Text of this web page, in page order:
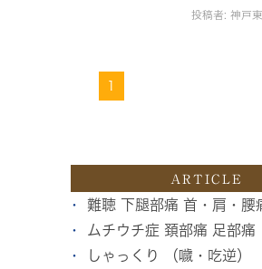
投稿者: 神戸
1
ARTICLE
難聴 下腿部痛 首・肩・腰
ムチウチ症 頚部痛 足部痛
しゃっくり （噦・吃逆）